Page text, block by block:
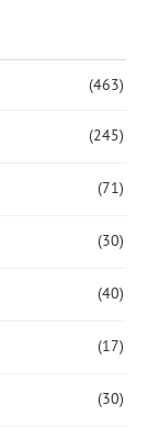
(463)
(245)
(71)
(30)
(40)
(17)
(30)